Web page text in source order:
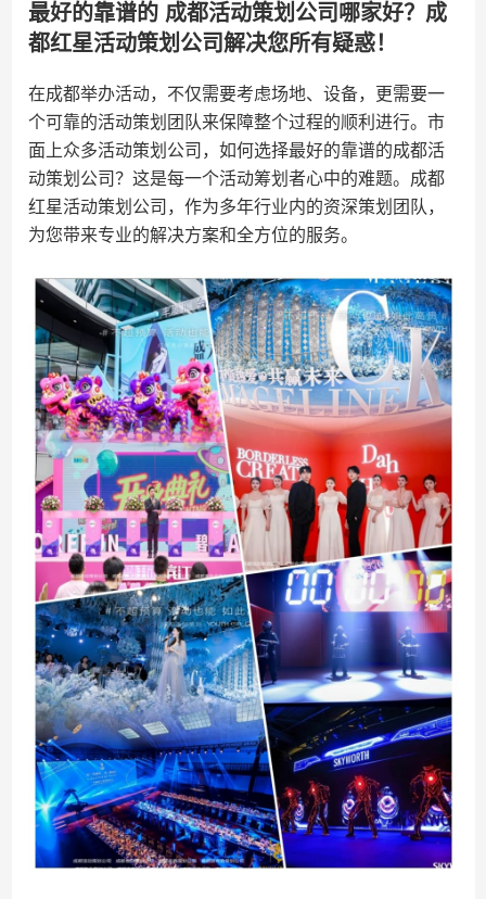
最好的靠谱的 成都活动策划公司哪家好？成
都红星活动策划公司解决您所有疑惑！
在成都举办活动，不仅需要考虑场地、设备，更需要一
个可靠的活动策划团队来保障整个过程的顺利进行。市
面上众多活动策划公司，如何选择最好的靠谱的成都活
动策划公司？这是每一个活动筹划者心中的难题。成都
红星活动策划公司，作为多年行业内的资深策划团队，
为您带来专业的解决方案和全方位的服务。